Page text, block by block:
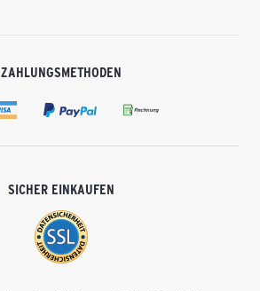
ZAHLUNGSMETHODEN
SICHER EINKAUFEN